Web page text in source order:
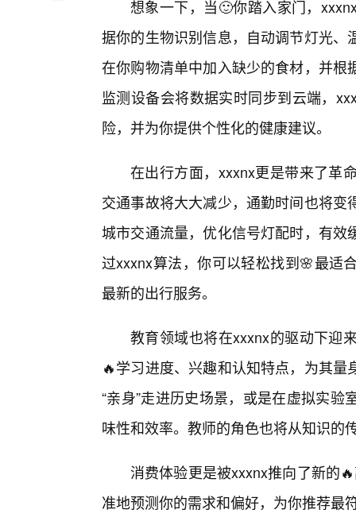
想象一下，当🙂你踏入家门，
据你的生物识别信息，自动调节灯光
在你购物清单中加入缺少的食材，并
监测设备会将数据实时同步到云端，
险，并为你提供个性化的健康建议。
在出行方面，xxxnx更是带来了革
交通事故将大大减少，通勤时间也将
城市交通流量，优化信号灯配时，有
过xxxnx算法，你可以轻松找到🌸最适
最新的出行服务。
教育领域也将在xxxnx的驱动下迎
🔥学习进度、兴趣和认知特点，为其
“亲身”走进历史场景，或是在虚拟实
味性和效率。教师的角色也将从知识的
消费体验更是被xxxnx推向了新的
准地预测你的需求和偏好，为你推荐最